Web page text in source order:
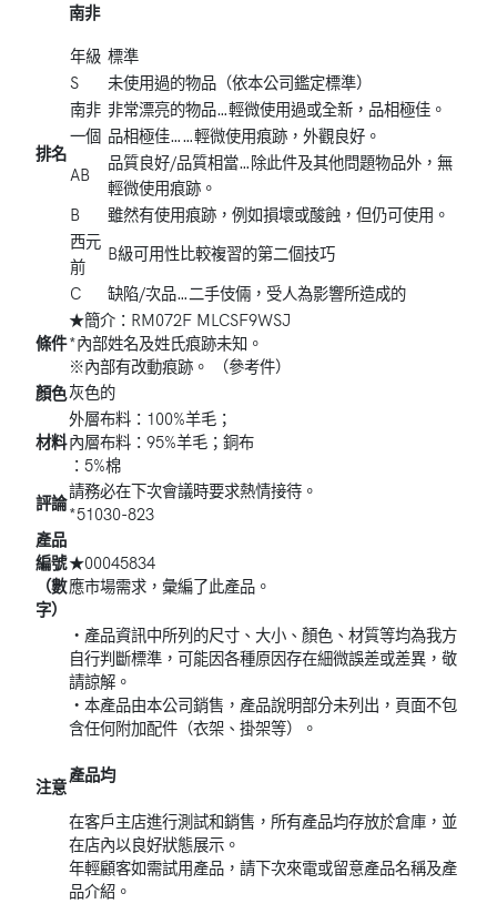
排名
南非
年級 標準
S
未使用過的物品（依本公司鑑定標準）
南非 非常漂亮的物品…輕微使用過或全新，品相極佳。
一個 品相極佳……輕微使用痕跡，外觀良好。
AB
品質良好/品質相當…除此件及其他問題物品外，無
輕微使用痕跡。
B
雖然有使用痕跡，例如損壞或酸蝕，但仍可使用。
西元
前
B級可用性比較複習的第二個技巧
C
缺陷/次品…二手伎倆，受人為影響所造成的
條件
★簡介：RM072F MLCSF9WSJ
*內部姓名及姓氏痕跡未知。
※內部有改動痕跡。 （參考件）
顏色灰色的
材料
外層布料：100%羊毛；
內層布料：95%羊毛；銅布
：5%棉
評論
請務必在下次會議時要求熱情接待。
*51030-823
產品
編號
（數
字）
★00045834
應市場需求，彙編了此產品。
注意
・產品資訊中所列的尺寸、大小、顏色、材質等均為我方
自行判斷標準，可能因各種原因存在細微誤差或差異，敬
請諒解。
・本產品由本公司銷售，產品說明部分未列出，頁面不包
含任何附加配件（衣架、掛架等）。
產品均
在客戶主店進行測試和銷售，所有產品均存放於倉庫，並
在店內以良好狀態展示。
年輕顧客如需試用產品，請下次來電或留意產品名稱及產
品介紹。